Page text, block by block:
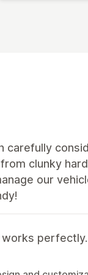
carefully
clunky
our
works perfectly.